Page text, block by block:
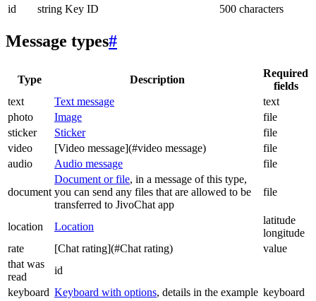
id
string Key ID 500 characters
Message types#
Type Description
Required
fields
text
Text message
text
photo
Image
file
sticker
Sticker
file
video
[Video message](#video message)
file
audio
Audio message file
document
Document or file, in a message of this type,
you can send any files that are allowed to be
transferred to JivoChat app
file
location Location
latitude
longitude
rate
[Chat rating](#Chat rating)
value
that was
read
id
keyboard Keyboard with options, details in the example keyboard